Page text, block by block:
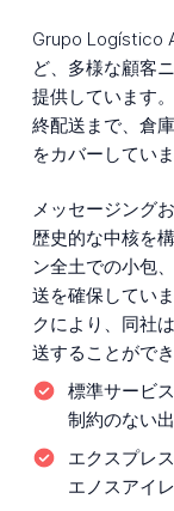
Grupo Logístico
ど、多様な顧客
提供しています
終配送まで、倉
をカバーしていま
メッセージング
歴史的な中核を
ン全土での小包
送を確保してい
クにより、同社
送することができ
標準サービス
制約のない
エクスプレ
エノスアイ